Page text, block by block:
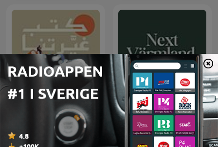
كتب غيّرتنا Next Värmland